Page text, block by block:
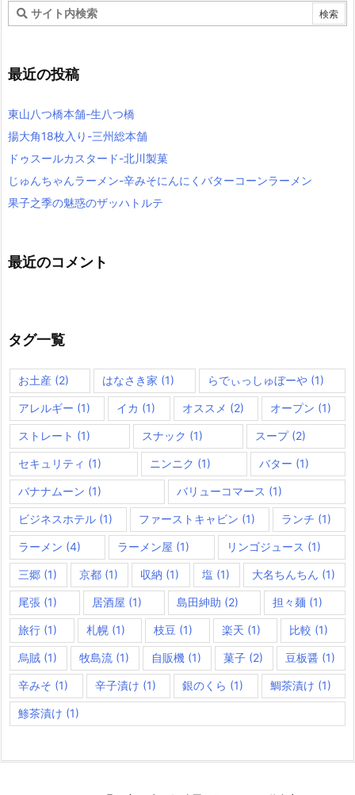
最近の投稿
東山八つ橋本舗-生八つ橋
揚大角18枚入り-三州総本舗
ドゥスールカスタード-北川製菓
じゅんちゃんラーメン-辛みそにんにくバターコーンラーメン
果子之季の魅惑のザッハトルテ
最近のコメント
タグ一覧
お土産 (2) はなさき家 (1) らでぃっしゅぼーや (1)
アレルギー (1) イカ (1) オススメ (2) オープン (1)
ストレート (1) スナック (1) スープ(2)
セキュリティ (1) ニンニク (1) バター (1)
バナナムーン (1) バリューコマース (1)
ビジネスホテル (1) ファーストキャビン (1) ランチ (1)
ラーメン (4) ラーメン屋 (1) リンゴジュース (1)
三郷 (1) 京都 (1) 収納 (1) 塩 (1) 大名ちんちん (1)
尾張 (1) 居酒屋 (1) 島田紳助 (2) 担々麺 (1)
旅行 (1) 札幌(1) 枝豆 (1) 楽天 (1) 比較 (1)
烏賊 (1) 牧島流 (1) 自販機 (1) 菓子 (2) 豆板醤 (1)
辛みそ (1) 辛子漬け (1) 銀のくら (1) 鯛茶漬け (1)
鯵茶漬け (1)